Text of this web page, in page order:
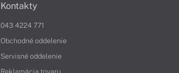
Kontakty
043 4224 771
Obchodné oddelenie
Servisné oddelenie